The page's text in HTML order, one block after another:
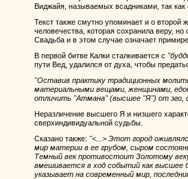
Виджайя, называемых всадниками, так
Текст также смутно упоминает и о второй
человечества, которая сохранила веру,
Свадьба и в этом случае означает
В первой битве Калки сталкивается с
пути Вед, удалился от духа, чтобы
"Оставив практику традиционных
материальными вещами, женщинами,
отличить "Атмана" (высшее "Я") от эго,
Неразличение высшего Я и низшего
сверхиндивидуальной судьбы.
Сказано также: "<...> Этот город
мир материи в ее грубом, сыром
Темный век противостоит Золотому
вмешивается в ход событий как высшее
указывает на современный мир,